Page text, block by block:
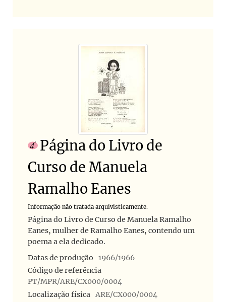
Página do Livro de
Curso de Manuela
Ramalho Eanes
Informação não tratada arquivisticamente.
Página do Livro de Curso de Manuela Ramalho
Eanes, mulher de Ramalho Eanes, contendo um
poema a ela dedicado.
Datas de produção
1966/1966
Código de referência
PT/MPR/ARE/CX000/0004
Localização física ARE/CX000/0004